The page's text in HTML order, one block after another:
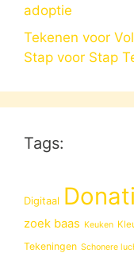
adoptie
Tekenen voor
Stap voor Stap
Tags:
Digitaal
zoek baas Keuken
Tekeningen Schonere